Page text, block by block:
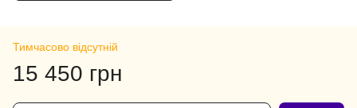
Тимчасово відсутній
15 450 грн